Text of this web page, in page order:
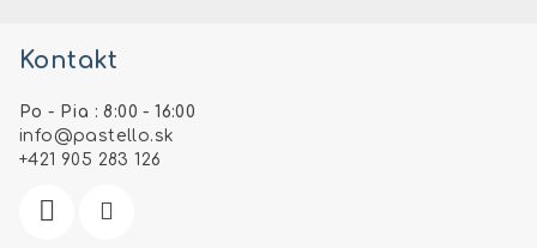
Kontakt
Po - Pia : 8:00 - 16:00
info @pastello.sk
+421 905 283 126